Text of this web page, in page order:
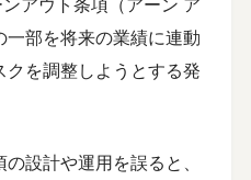
アウト条項（アーン ア
一部を将来の業績に連動
クを調整しようとする発
設計や運用を誤ると、